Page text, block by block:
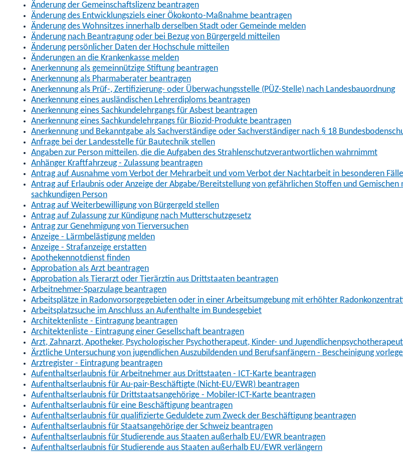
Änderung der Gemeinschaftslizenz beantragen
Änderung des Entwicklungsziels einer Ökokonto-Maßnahme beantragen
Änderung des Wohnsitzes innerhalb derselben Stadt oder Gemeinde melden
Änderung nach Beantragung oder bei Bezug von Bürgergeld mitteilen
Änderung persönlicher Daten der Hochschule mitteilen
Änderungen an die Krankenkasse melden
Anerkennung als gemeinnützige Stiftung beantragen
Anerkennung als Pharmaberater beantragen
Anerkennung als Prüf-, Zertifizierung- oder Überwachungsstelle (PÜZ-Stelle) nach Landesbauordnung
Anerkennung eines ausländischen Lehrerdiploms beantragen
Anerkennung eines Sachkundelehrgangs für Asbest beantragen
Anerkennung eines Sachkundelehrgangs für Biozid-Produkte beantragen
Anerkennung und Bekanntgabe als Sachverständige oder Sachverständiger nach § 18
Anfrage bei der Landesstelle für Bautechnik stellen
Angaben zur Person mitteilen, die die Aufgaben des Strahlenschutzverantwortlichen wahrnimmt
Anhänger Kraftfahrzeug - Zulassung beantragen
Antrag auf Ausnahme vom Verbot der Mehrarbeit und vom Verbot der Nachtarbeit in besonderen
Antrag auf Erlaubnis oder Anzeige der Abgabe/Bereitstellung von gefährlichen Stoffen und Gemischen
sachkundigen Person
Antrag auf Weiterbewilligung von Bürgergeld stellen
Antrag auf Zulassung zur Kündigung nach Mutterschutzgesetz
Antrag zur Genehmigung von Tierversuchen
Anzeige - Lärmbelästigung melden
Anzeige - Strafanzeige erstatten
Apothekennotdienst finden
Approbation als Arzt beantragen
Approbation als Tierarzt oder Tierärztin aus Drittstaaten beantragen
Arbeitnehmer-Sparzulage beantragen
Arbeitsplätze in Radonvorsorgegebieten oder in einer Arbeitsumgebung mit erhöhter
Arbeitsplatzsuche im Anschluss an Aufenthalte im Bundesgebiet
Architektenliste - Eintragung beantragen
Architektenliste - Eintragung einer Gesellschaft beantragen
Arzt, Zahnarzt, Apotheker, Psychologischer Psychotherapeut, Kinder- und
Ärztliche Untersuchung von jugendlichen Auszubildenden und Berufsanfängern - Bescheinigung
Arztregister - Eintragung beantragen
Aufenthaltserlaubnis für Arbeitnehmer aus Drittstaaten - ICT-Karte beantragen
Aufenthaltserlaubnis für Au-pair-Beschäftigte (Nicht-EU/EWR) beantragen
Aufenthaltserlaubnis für Drittstaatsangehörige - Mobiler-ICT-Karte beantragen
Aufenthaltserlaubnis für eine Beschäftigung beantragen
Aufenthaltserlaubnis für qualifizierte Geduldete zum Zweck der Beschäftigung beantragen
Aufenthaltserlaubnis für Staatsangehörige der Schweiz beantragen
Aufenthaltserlaubnis für Studierende aus Staaten außerhalb EU/EWR beantragen
Aufenthaltserlaubnis für Studierende aus Staaten außerhalb EU/EWR verlängern